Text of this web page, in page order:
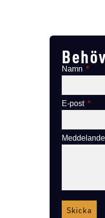
Namn
E-post
Meddelande
Skicka